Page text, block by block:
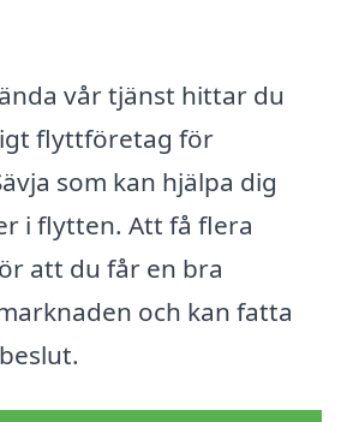
vår tjänst hittar du
flyttföretag för
som kan hjälpa dig
i flytten. Att få flera
att du får en bra
och kan fatta